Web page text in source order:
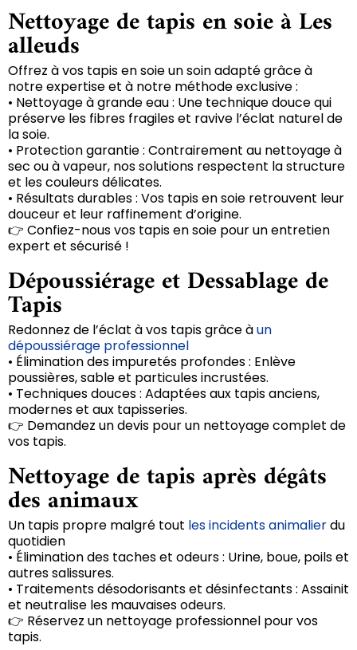
Nettoyage de tapis en soie à Les
alleuds
Offrez à vos tapis en soie un soin adapté grâce à
notre expertise et à notre méthode exclusive :
• Nettoyage à grande eau : Une technique douce qui
préserve les fibres fragiles et ravive l’éclat naturel de
la soie.
• Protection garantie : Contrairement au nettoyage à
sec ou à vapeur, nos solutions respectent la structure
et les couleurs délicates.
• Résultats durables : Vos tapis en soie retrouvent leur
douceur et leur raffinement d’origine.
👉 Confiez-nous vos tapis en soie pour un entretien
expert et sécurisé !
Dépoussiérage et Dessablage de
Tapis
Redonnez de l’éclat à vos tapis grâce àun
dépoussiérage professionnel
• Élimination des impuretés profondes : Enlève
poussières, sable et particules incrustées.
• Techniques douces : Adaptées aux tapis anciens,
modernes et aux tapisseries.
👉 Demandez un devis pour un nettoyage complet de
vos tapis.
Nettoyage de tapis après dégâts
des animaux
Un tapis propre malgré tout les incidents animalierdu
quotidien
• Élimination des taches et odeurs : Urine, boue, poils et
autres salissures.
• Traitements désodorisants et désinfectants : Assainit
et neutralise les mauvaises odeurs.
👉 Réservez un nettoyage professionnel pour vos
tapis.